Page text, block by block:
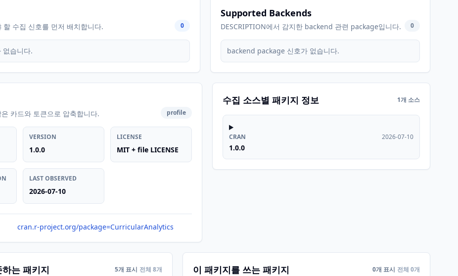
할 수집 신호를 먼저 배치합니다. 0
없습니다.
Supported Backends
DESCRIPTION에서 감지한 backend 관련 package입니다. 0
backend package 신호가 없습니다.
카드와 토큰으로 압축합니다. profile
VERSION
1.0.0
LICENSE
MIT + file LICENSE
LAST OBSERVED
2026-07-10
cran.r-project.org/package=CurricularAnalytics
수집 소스별 패키지 정보 1개 소스
CRAN
1.0.0
2026-07-10
는 패키지 5개 표시 전체 8개 이 패키지를 쓰는 패키지 0개 표시 전체 0개